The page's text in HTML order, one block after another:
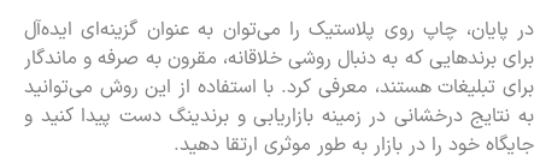
در پایان، چاپ روی پلاستیک را می‌توان به عنوان گزینه‌ای ایده‌آل
برای برندهایی که به دنبال روشی خلاقانه، مقرون به صرفه و ماندگار
برای تبلیغات هستند، معرفی کرد. با استفاده از این روش می‌توانید
به نتایج درخشانی در زمینه بازاریابی و برندینگ دست پیدا کنید و
جایگاه خود را در بازار به طور موثری ارتقا دهید.